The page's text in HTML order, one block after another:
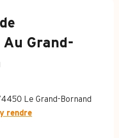
Grand-
Le Grand-Bornand
rendre